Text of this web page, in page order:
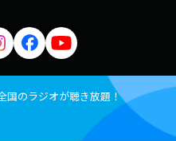
国のラジオが聴き放題！